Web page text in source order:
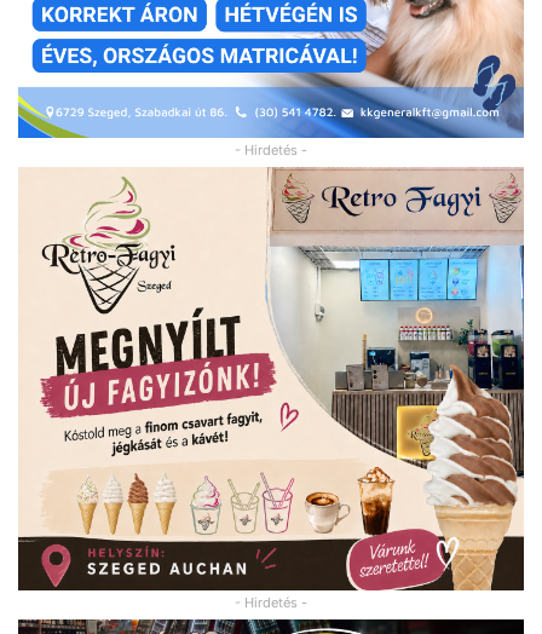
- Hirdetés -
- Hirdetés -